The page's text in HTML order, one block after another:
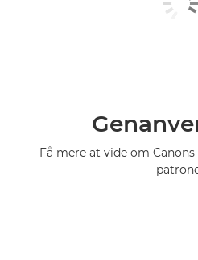
Få mere at vide om